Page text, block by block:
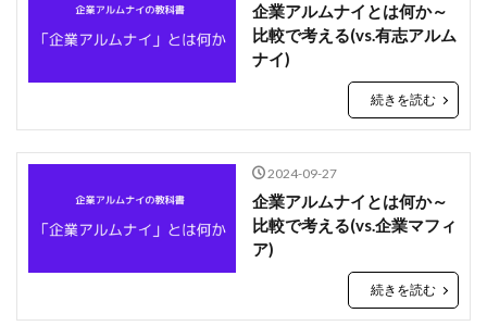
企業アルムナイとは何か～
比較で考える(vs.有志アルム
ナイ)
続きを読む
2024-09-27
企業アルムナイとは何か～
比較で考える(vs.企業マフィ
ア)
続きを読む